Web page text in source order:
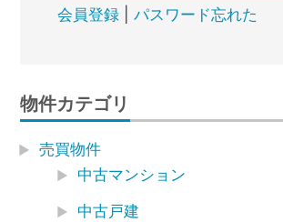
会員登録| パスワード忘れた
物件カテゴリ
売買物件
中古マンション
中古戸建